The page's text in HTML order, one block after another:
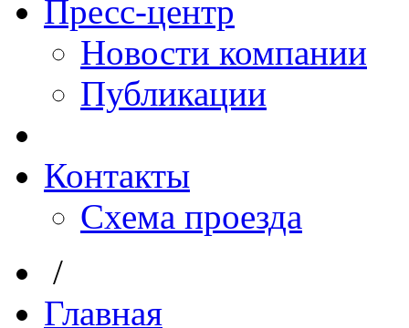
Пресс-центр
Новости компании
Публикации
Контакты
Схема проезда
/
Главная